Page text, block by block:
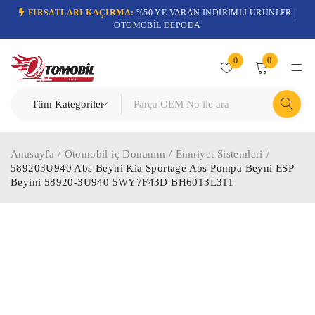
FIRSATLARI KAÇIRMA: %50 YE VARAN İNDİRİMLİ ÜRÜNLER |
OTOMOBİL DEPODA
0 0
Anasayfa / Otomobil iç Donanım / Emniyet Sistemleri /
589203U940 Abs Beyni Kia Sportage Abs Pompa Beyni ESP
Beyini 58920-3U940 5WY7F43D BH6013L311